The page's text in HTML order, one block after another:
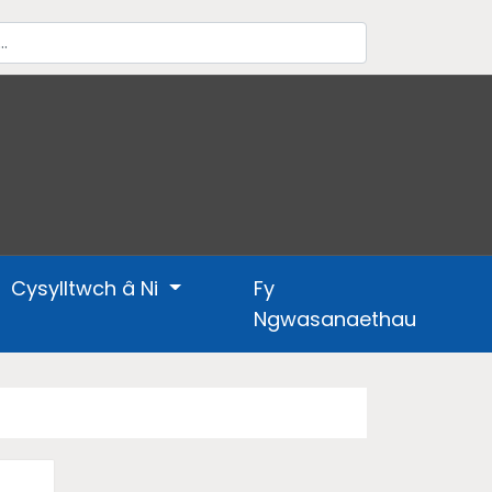
Cysylltwch â Ni
Fy
Ngwasanaethau